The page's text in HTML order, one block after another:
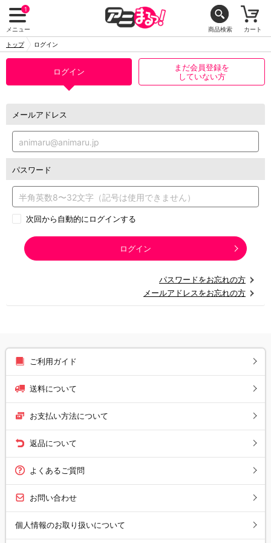
1
メニュー 商品検索 カート
トップ ログイン
ログイン
まだ会員登録を
していない方
メールアドレス
パスワード
次回から自動的にログインする
ログイン
パスワードをお忘れの方
メールアドレスをお忘れの方
ご利用ガイド
送料について
お支払い方法について
返品について
よくあるご質問
お問い合わせ
個人情報のお取り扱いについて